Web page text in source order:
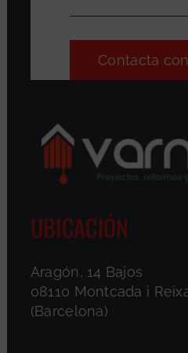
Contacta
UBICACIÓN
Aragón, 14 Bajos
08110 Montcada i
(Barcelona)